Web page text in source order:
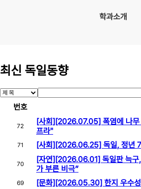
학과소개
최신 독일동향
번호
72
[사회][2026.07.05] 폭염에 나무
프라"
71 [사회][2026.06.25] 독일, 정년
70
[자연][2026.06.01] 독일판 늑구,
가 부른 비극”
69 [문화][2026.05.30] 한지 우수성